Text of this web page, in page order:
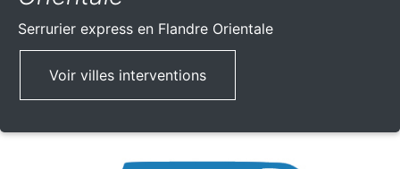
Serrurier express en Flandre Orientale
Voir villes interventions